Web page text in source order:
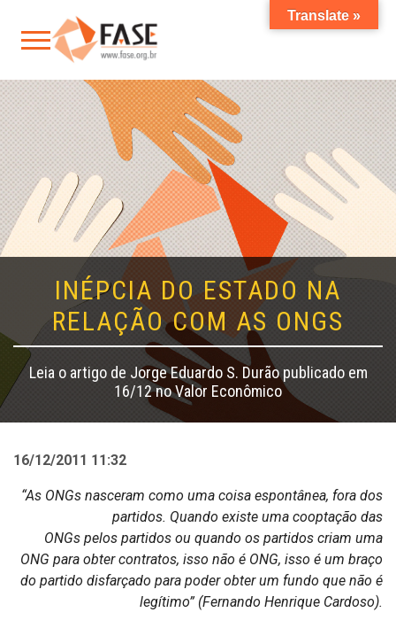
INÉPCIA DO ESTADO NA
RELAÇÃO COM AS ONGS
Leia o artigo de Jorge Eduardo S. Durão publicado em
16/12 no Valor Econômico
16/12/2011 11:32
“As ONGs nasceram como uma coisa espontânea, fora dos
partidos. Quando existe uma cooptação das
ONGs pelos partidos ou quando os partidos criam uma
ONG para obter contratos, isso não é ONG, isso é um braço
do partido disfarçado para poder obter um fundo que não é
legítimo” (Fernando Henrique Cardoso).
Translate »